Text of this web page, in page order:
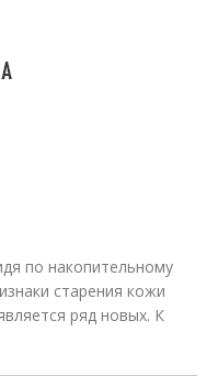
по накопительному
старения кожи
ряд новых. К